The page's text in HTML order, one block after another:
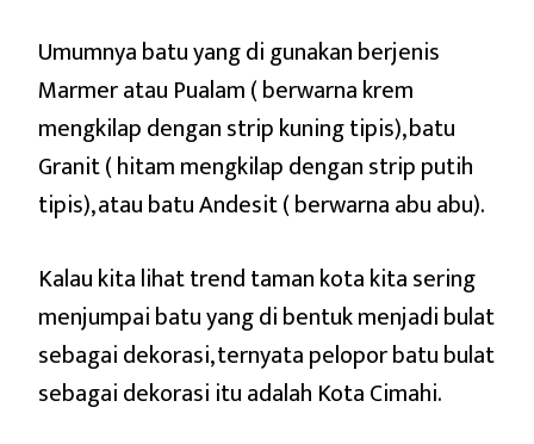
Umumnya batu yang di gunakan berjenis
Marmer atau Pualam ( berwarna krem
mengkilap dengan strip kuning tipis), batu
Granit ( hitam mengkilap dengan strip putih
tipis), atau batu Andesit ( berwarna abu abu).
Kalau kita lihat trend taman kota kita sering
menjumpai batu yang di bentuk menjadi bulat
sebagai dekorasi, ternyata pelopor batu bulat
sebagai dekorasi itu adalah Kota Cimahi.